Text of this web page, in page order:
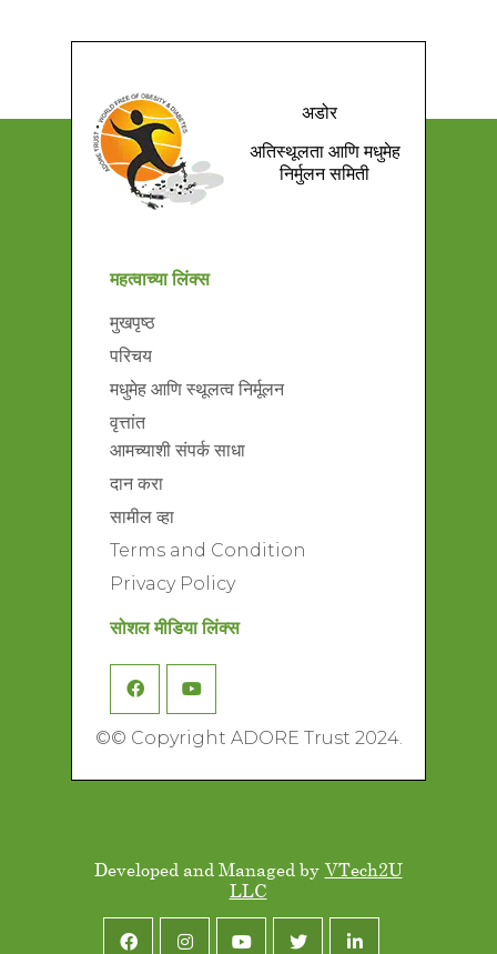
अडोर
अतिस्थूलता आणि मधुमेह
निर्मुलन समिती
महत्वाच्या लिंक्स
मुखपृष्ठ
परिचय
मधुमेह आणि स्थूलत्व निर्मूलन
वृत्तांत
आमच्याशी संपर्क साधा
दान करा
सामील व्हा
Terms and Condition
Privacy Policy
सोशल मीडिया लिंक्स
©© Copyright ADORE Trust 2024.
Developed and Managed by VTech2U
LLC